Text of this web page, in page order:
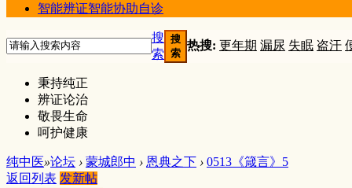
智能辨证智能协助自诊
搜
索
搜
索
热搜: 更年期 漏尿 失眠 盗汗
秉持纯正
辨证论治
敬畏生命
呵护健康
纯中医»论坛 › 蒙城郎中 › 恩典之下 › 0513《箴言》5
返回列表 发新帖